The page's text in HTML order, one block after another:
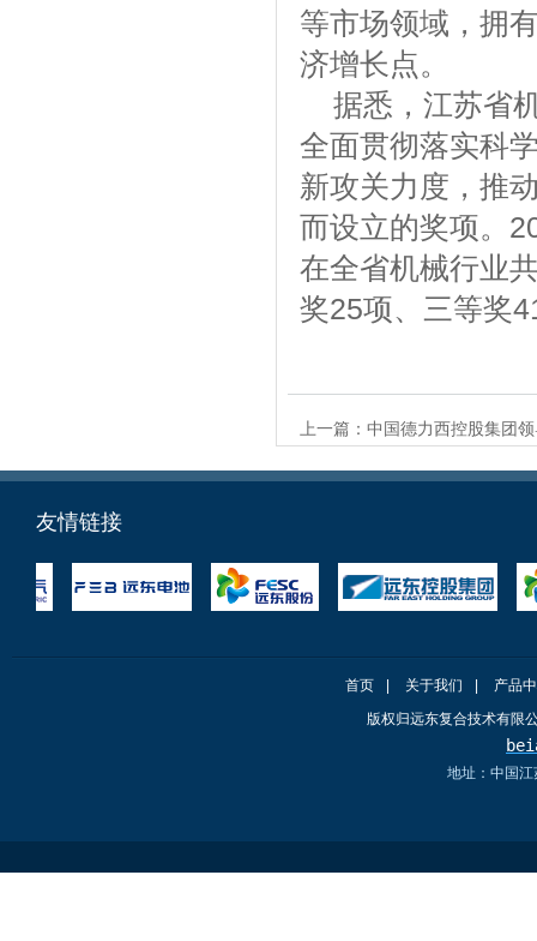
等市场领域，拥
济增长点。
据悉，江苏省
全面贯彻落实科
新攻关力度，推
而设立的奖项。
在全省机械行业
奖25项、三等奖
上一篇： 中国德力西控股集团
友情链接
首页 关于我们
产品
版权归远东复合技术有限
地址：中国江